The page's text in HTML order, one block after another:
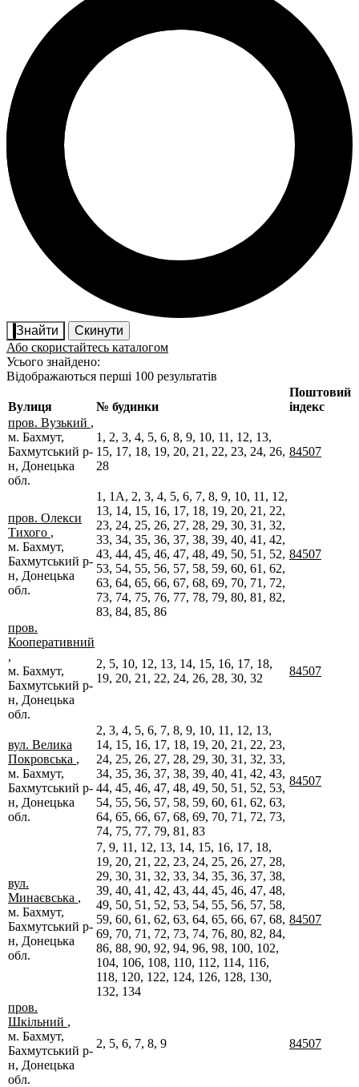
Знайти
Скинути
Або скористайтесь каталогом
Усього знайдено:
Відображаються перші 100 результатів
Вулиця № будинки
Поштовий
індекс
пров. Вузький ,
м. Бахмут,
Бахмутський р-
н, Донецька
обл.
1, 2, 3, 4, 5, 6, 8, 9, 10, 11, 12, 13,
15, 17, 18, 19, 20, 21, 22, 23, 24, 26,
28
84507
пров. Олекси
Тихого ,
м. Бахмут,
Бахмутський р-
н, Донецька
обл.
1, 1А, 2, 3, 4, 5, 6, 7, 8, 9, 10, 11, 12,
13, 14, 15, 16, 17, 18, 19, 20, 21, 22,
23, 24, 25, 26, 27, 28, 29, 30, 31, 32,
33, 34, 35, 36, 37, 38, 39, 40, 41, 42,
43, 44, 45, 46, 47, 48, 49, 50, 51, 52,
53, 54, 55, 56, 57, 58, 59, 60, 61, 62,
63, 64, 65, 66, 67, 68, 69, 70, 71, 72,
73, 74, 75, 76, 77, 78, 79, 80, 81, 82,
83, 84, 85, 86
84507
пров.
Кооперативний
,
м. Бахмут,
Бахмутський р-
н, Донецька
обл.
2, 5, 10, 12, 13, 14, 15, 16, 17, 18,
19, 20, 21, 22, 24, 26, 28, 30, 32
84507
вул. Велика
Покровська ,
м. Бахмут,
Бахмутський р-
н, Донецька
обл.
2, 3, 4, 5, 6, 7, 8, 9, 10, 11, 12, 13,
14, 15, 16, 17, 18, 19, 20, 21, 22, 23,
24, 25, 26, 27, 28, 29, 30, 31, 32, 33,
34, 35, 36, 37, 38, 39, 40, 41, 42, 43,
44, 45, 46, 47, 48, 49, 50, 51, 52, 53,
54, 55, 56, 57, 58, 59, 60, 61, 62, 63,
64, 65, 66, 67, 68, 69, 70, 71, 72, 73,
74, 75, 77, 79, 81, 83
84507
вул.
Минаєвська ,
м. Бахмут,
Бахмутський р-
н, Донецька
обл.
7, 9, 11, 12, 13, 14, 15, 16, 17, 18,
19, 20, 21, 22, 23, 24, 25, 26, 27, 28,
29, 30, 31, 32, 33, 34, 35, 36, 37, 38,
39, 40, 41, 42, 43, 44, 45, 46, 47, 48,
49, 50, 51, 52, 53, 54, 55, 56, 57, 58,
59, 60, 61, 62, 63, 64, 65, 66, 67, 68,
69, 70, 71, 72, 73, 74, 76, 80, 82, 84,
86, 88, 90, 92, 94, 96, 98, 100, 102,
104, 106, 108, 110, 112, 114, 116,
118, 120, 122, 124, 126, 128, 130,
132, 134
84507
пров.
Шкільний ,
м. Бахмут,
Бахмутський р-
н, Донецька
обл.
2, 5, 6, 7, 8, 9 84507